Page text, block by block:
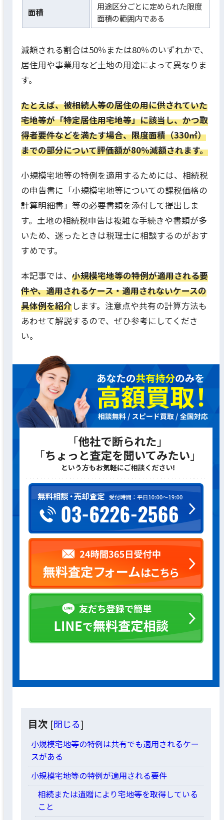
面積
用途区分ごとに定められた限度
面積の範囲内である
減額される割合は50％または80％のいずれかで、
居住用や事業用など土地の用途によって異なりま
す。
たとえば、被相続人等の居住の用に供されていた
宅地等が「特定居住用宅地等」に該当し、かつ取
得者要件などを満たす場合、限度面積（330㎡）
までの部分について評価額が80％減額されます。
小規模宅地等の特例を適用するためには、相続税
の申告書に「小規模宅地等についての課税価格の
計算明細書」等の必要書類を添付して提出しま
す。土地の相続税申告は複雑な手続きや書類が多
いため、迷ったときは税理士に相談するのがおす
すめです。
本記事では、 小規模宅地等の特例が適用される要
件や、適用されるケース・適用されないケースの
具体例を紹介します。注意点や共有の計算方法も
あわせて解説するので、ぜひ参考にしてくださ
い。
目次 [閉じる]
小規模宅地等の特例は共有でも適用されるケー
スがある
小規模宅地等の特例が適用される要件
相続または遺贈により宅地等を取得している
こと